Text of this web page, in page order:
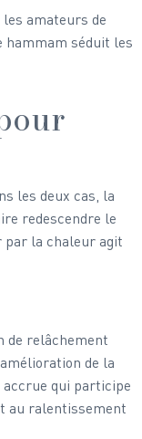
amateurs de
hammam séduit les
les deux cas, la
redescendre le
par la chaleur agit
de relâchement
de la
accrue qui participe
au ralentissement